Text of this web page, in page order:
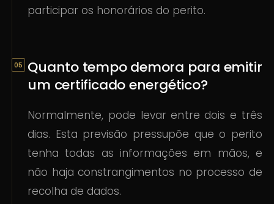
participar os honorários do perito.
Quanto tempo demora para emitir
um certificado energético?
Normalmente, pode levar entre dois e três
dias. Esta previsão pressupõe que o perito
tenha todas as informações em mãos, e
não haja constrangimentos no processo de
recolha de dados.